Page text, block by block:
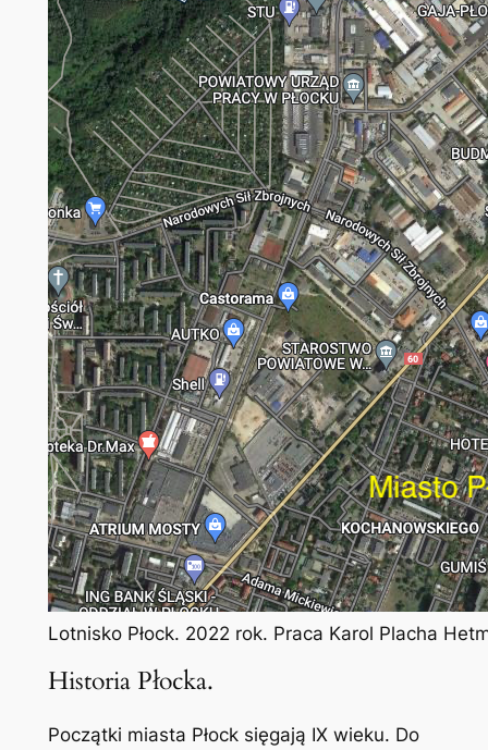
Lotnisko Płock. 2022 rok. Praca Karol Placha
Historia Płocka.
Początki miasta Płock sięgają IX wieku. Do